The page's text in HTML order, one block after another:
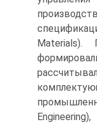
Materials).